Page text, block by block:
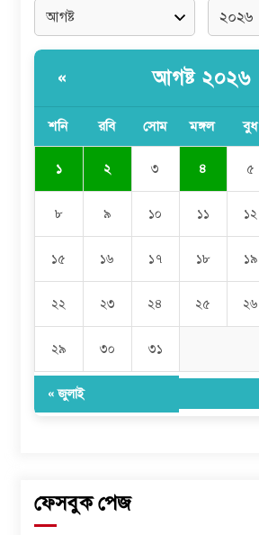
« আগষ্ট ২০২৬
শনি রবি সোম মঙ্গল বুধ
১ ২ ৩ ৪ ৫
৮ ৯ ১০ ১১ ১২
১৫ ১৬ ১৭ ১৮ ১৯
২২ ২৩ ২৪ ২৫ ২৬
২৯ ৩০ ৩১
« জুলাই
ফেসবুক পেজ